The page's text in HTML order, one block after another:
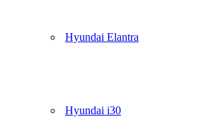
Hyundai Elantra
Hyundai i30